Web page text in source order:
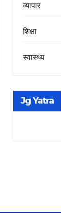
व्यापार
शिक्षा
स्वास्थ्य
Jg Yatra